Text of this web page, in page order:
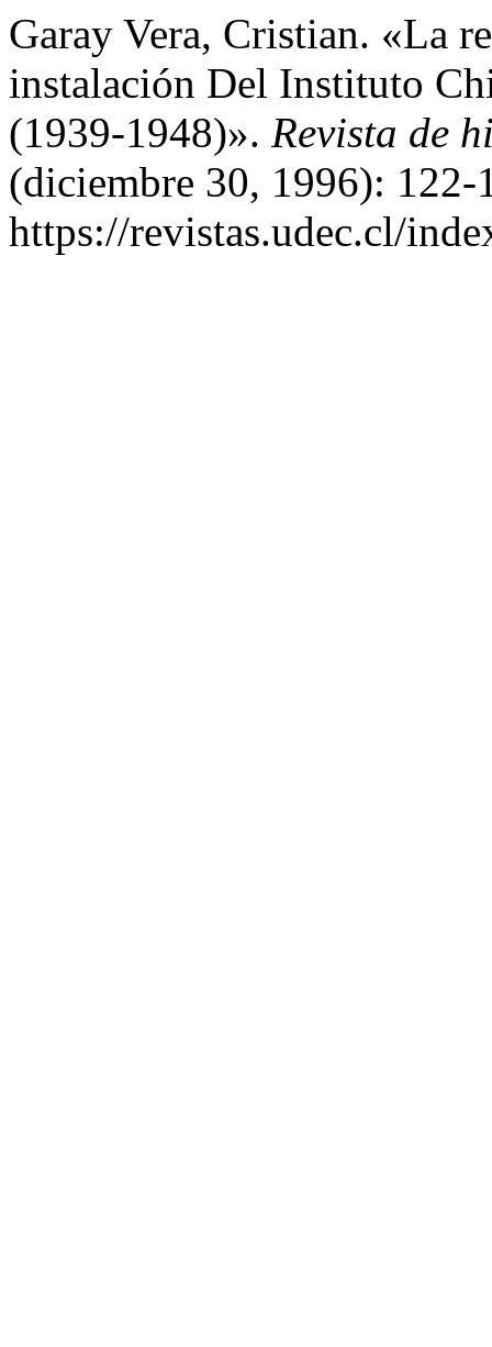
Garay Vera, Cristian. «La
instalación Del Instituto
(1939-1948)». Revista de
(diciembre 30, 1996):
https://revistas.udec.cl/